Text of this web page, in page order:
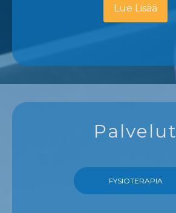
Lue Lisää
Palvelut
FYSIOTERAPIA